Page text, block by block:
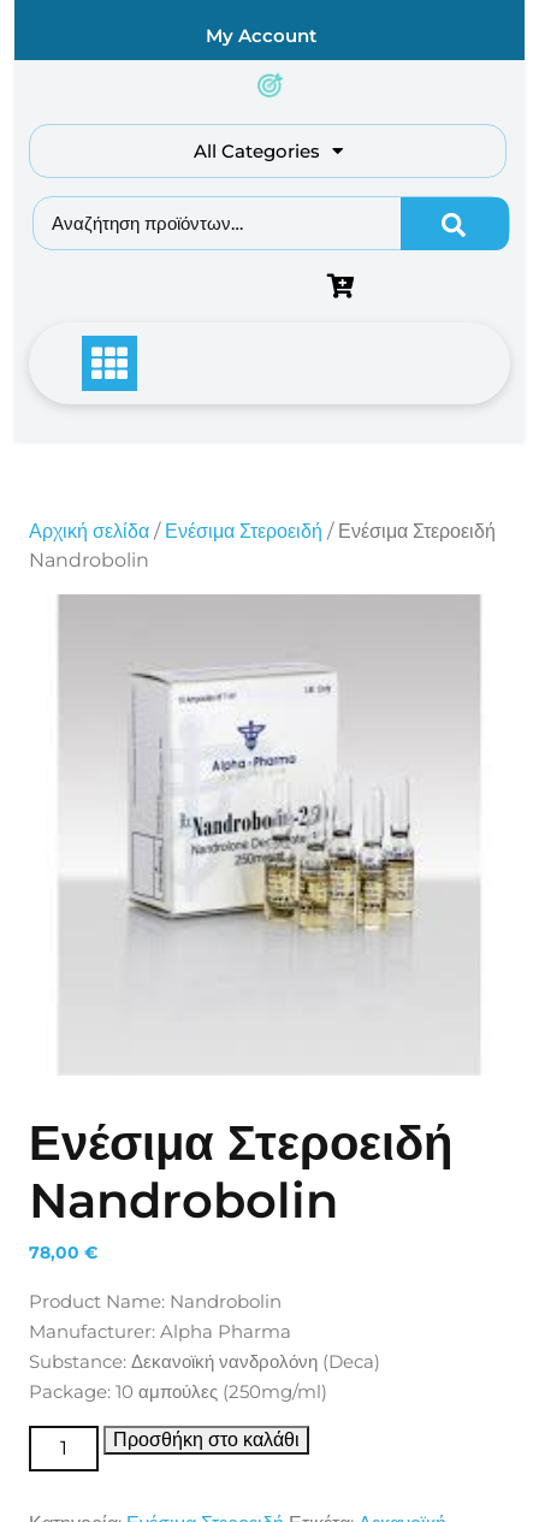
My Account
All Categories
Αναζήτηση για:
Αρχική σελίδα / Ενέσιμα Στεροειδή / Ενέσιμα Στεροειδή
Nandrobolin
Ενέσιμα Στεροειδή
Nandrobolin
78,00 €
Product Name: Nandrobolin
Manufacturer: Alpha Pharma
Substance: Δεκανοϊκή νανδρολόνη (Deca)
Package: 10 αμπούλες (250mg/ml)
Ενέσιμα Στεροειδή Nandrobolin ποσότητα
Προσθήκη στο καλάθι